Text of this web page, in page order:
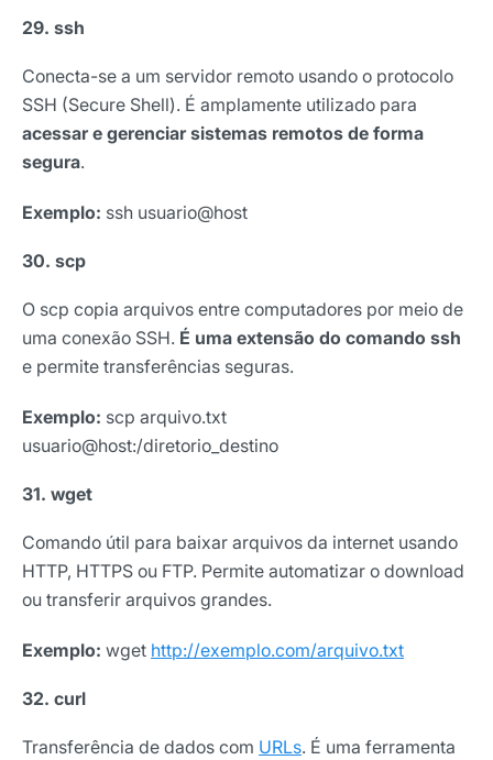
29. ssh
Conecta-se a um servidor remoto usando o protocolo
SSH (Secure Shell). É amplamente utilizado para
acessar e gerenciar sistemas remotos de forma
segura.
Exemplo: ssh usuario@host
30. scp
O scp copia arquivos entre computadores por meio de
uma conexão SSH. É uma extensão do comando ssh
e permite transferências seguras.
Exemplo: scp arquivo.txt
usuario@host:/diretorio_destino
31. wget
Comando útil para baixar arquivos da internet usando
HTTP, HTTPS ou FTP. Permite automatizar o download
ou transferir arquivos grandes.
Exemplo: wget http://exemplo.com/arquivo.txt
32. curl
Transferência de dados com URLs. É uma ferramenta